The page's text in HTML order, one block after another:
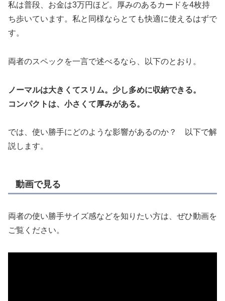
私は普段、お金は3万円ほど。厚みのあるカードを4枚持
ち歩いています。私と同様ならとても快適に使えるはずで
す。
両者のスペックを一言で述べるなら、以下のとおり。
ノーマルは大きくてスリム。少し多めに収納できる。
コンパクトは、小さくて厚みがある。
では、使い勝手にどのような影響があるのか？ 以下で解
説します。
動画で見る
両者の使い勝手サイズ感などを知りたい方は、ぜひ動画を
ご覧ください。